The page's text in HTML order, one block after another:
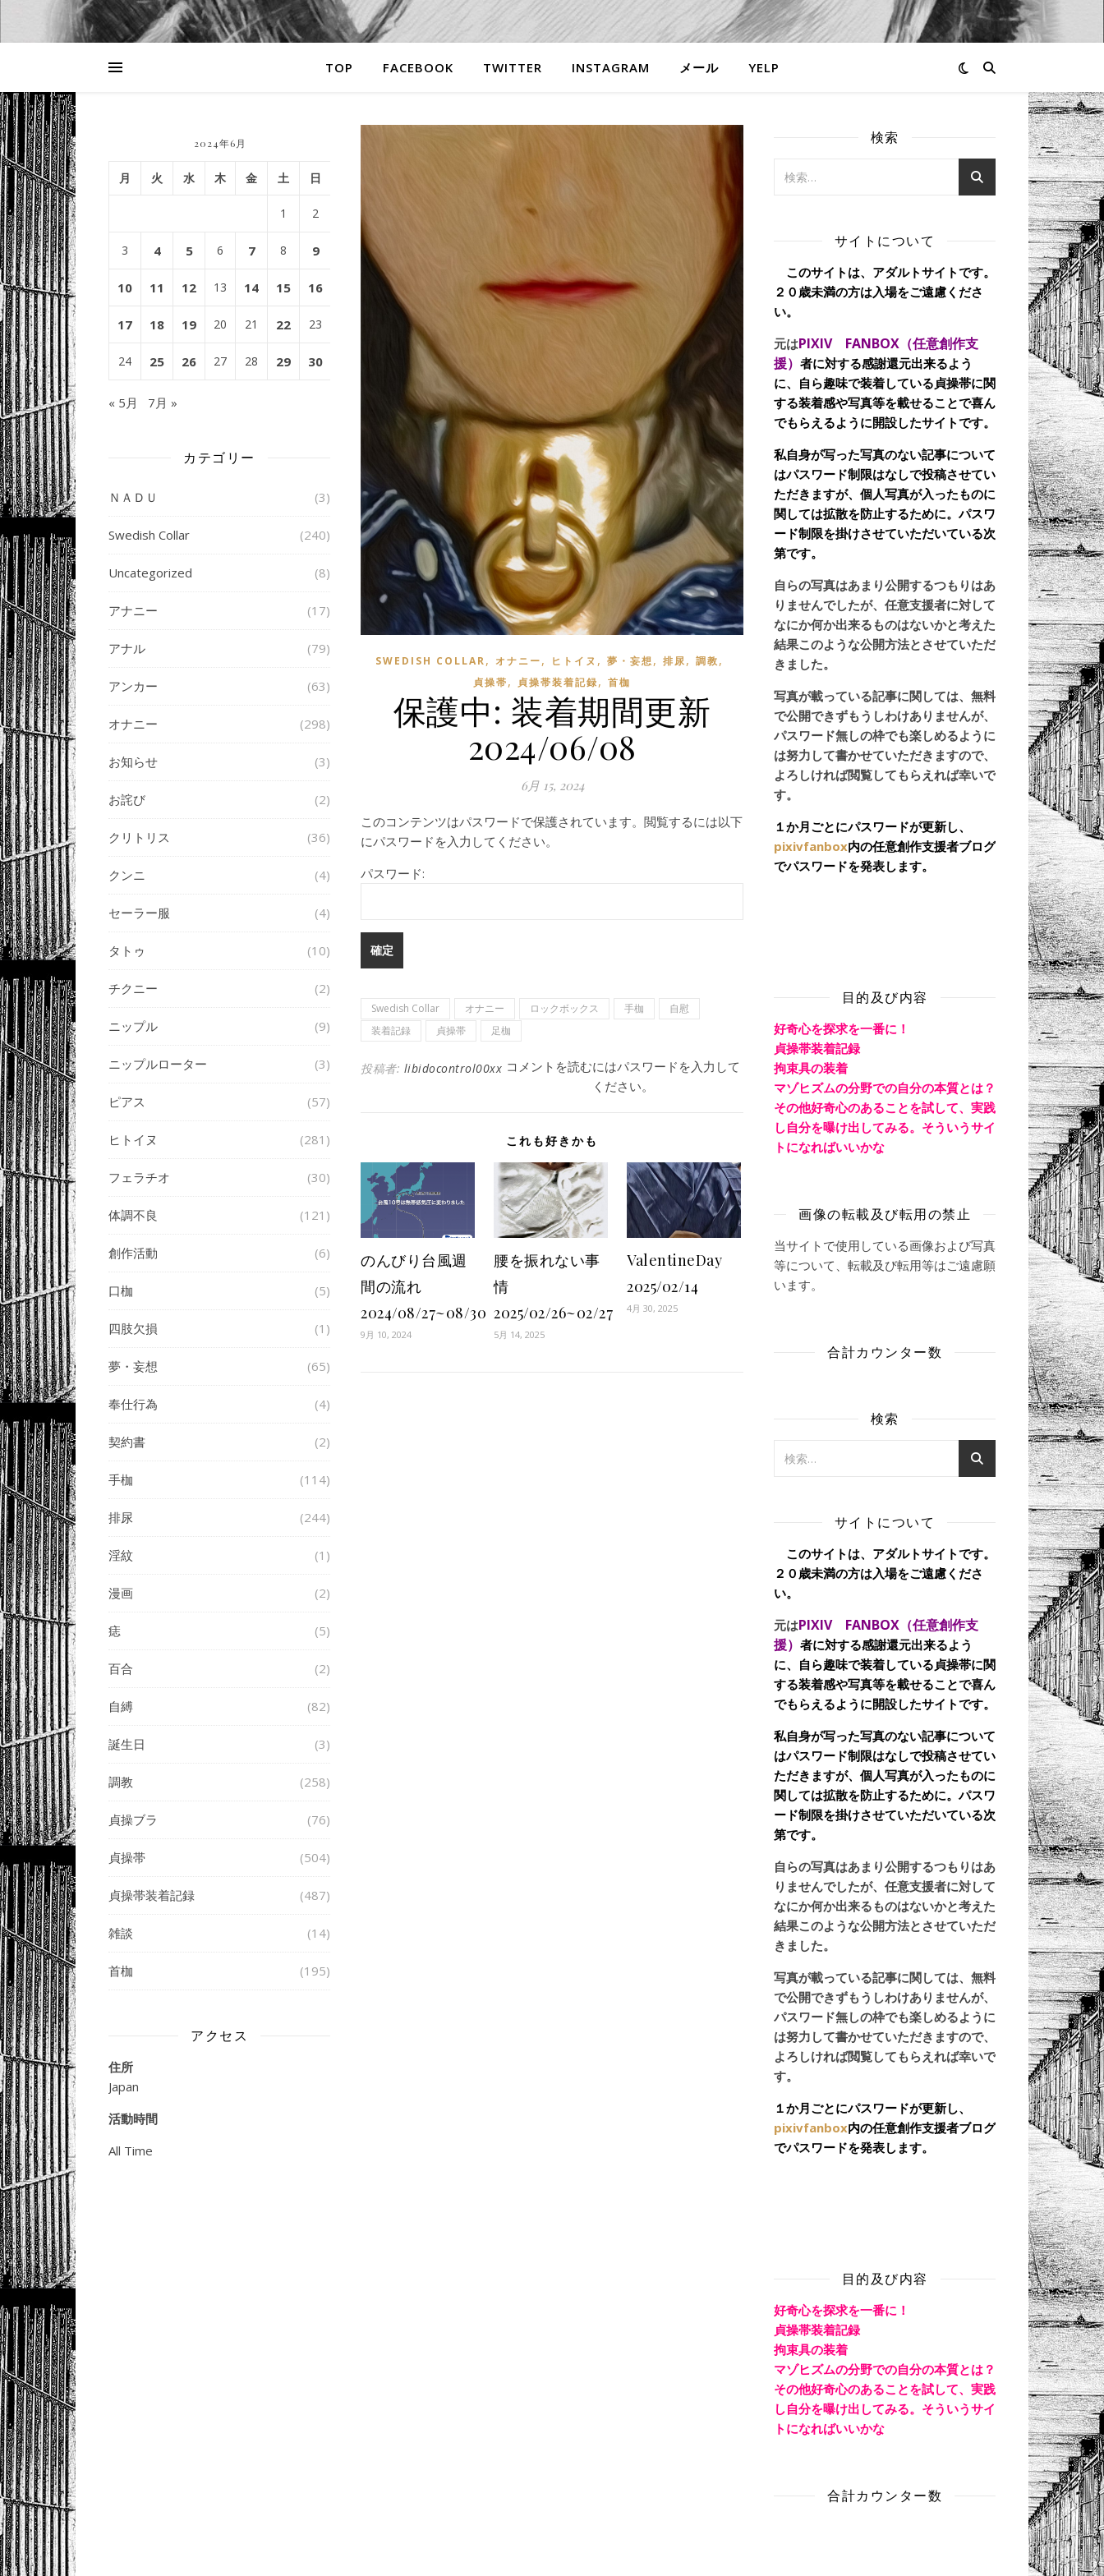
TOP FACEBOOK TWITTER INSTAGRAM メール YELP
2024年6月
月 火 水 木 金 土 日
1 2
3 4 5 6 7 8 9
10 11 12 13 14 15 16
17 18 19 20 21 22 23
24 25 26 27 28 29 30
« 5月 7月 »
カテゴリー
ＮＡＤＵ (3)
Swedish Collar (240)
Uncategorized (8)
アナニー (17)
アナル (79)
アンカー (63)
オナニー (298)
お知らせ (3)
お詫び (2)
クリトリス (36)
クンニ (4)
セーラー服 (4)
タトゥ (10)
チクニー (2)
ニップル (9)
ニップルローター (3)
ピアス (57)
ヒトイヌ (281)
フェラチオ (30)
体調不良 (121)
創作活動 (6)
口枷 (5)
四肢欠損 (1)
夢・妄想 (65)
奉仕行為 (4)
契約書 (2)
手枷 (114)
排尿 (244)
淫紋 (1)
漫画 (2)
痣 (5)
百合 (2)
自縛 (82)
誕生日 (3)
調教 (258)
貞操ブラ (76)
貞操帯 (504)
貞操帯装着記録 (487)
雑談 (14)
首枷 (195)
アクセス
住所
Japan
活動時間
All Time
SWEDISH COLLAR, オナニー, ヒトイヌ , 夢・妄想, 排尿, 調教,
貞操帯, 貞操帯装着記録, 首枷
保護中: 装着期間更新
2024/06/08
6月 15, 2024
このコンテンツはパスワードで保護されています。閲覧するには以下
にパスワードを入力してください。
パスワード:
Swedish Collar オナニー ロックボックス 手枷
自慰
装着記録
貞操帯 足枷
投稿者: libidocontrol00xx コメントを読むにはパスワードを入力して
ください。
これも好きかも
のんびり台風週
間の流れ
2024/08/27~08/30
9月 10, 2024
腰を振れない事
情
2025/02/26~02/27
5月 14, 2025
ValentineDay
2025/02/14
4月 30, 2025
検索
サイトについて
このサイトは、アダルトサイトです。
２０歳未満の方は入場をご遠慮くださ
い。
元はPIXIV FANBOX（任意創作支
援） 者に対する感謝還元出来るよう
に、自ら趣味で装着している貞操帯に関
する装着感や写真等を載せることで喜ん
でもらえるように開設したサイトです。
私自身が写った写真のない記事について
はパスワード制限はなしで投稿させてい
ただきますが、個人写真が入ったものに
関しては拡散を防止するために。パスワ
ード制限を掛けさせていただいている次
第です。
自らの写真はあまり公開するつもりはあ
りませんでしたが、任意支援者に対して
なにか何か出来るものはないかと考えた
結果このような公開方法とさせていただ
きました。
写真が載っている記事に関しては、無料
で公開できずもうしわけありませんが、
パスワード無しの枠でも楽しめるように
は努力して書かせていただきますので、
よろしければ閲覧してもらえれば幸いで
す。
１か月ごとにパスワードが更新し、
pixivfanbox内の任意創作支援者ブログ
でパスワードを発表します。
目的及び内容
好奇心を探求を一番に！
貞操帯装着記録
拘束具の装着
マゾヒズムの分野での自分の本質とは？
その他好奇心のあることを試して、実践
し自分を曝け出してみる。そういうサイ
トになればいいかな
画像の転載及び転用の禁止
当サイトで使用している画像および写真
等について、転載及び転用等はご遠慮願
います。
合計カウンター数
検索
サイトについて
このサイトは、アダルトサイトです。
２０歳未満の方は入場をご遠慮くださ
い。
元はPIXIV FANBOX（任意創作支
援） 者に対する感謝還元出来るよう
に、自ら趣味で装着している貞操帯に関
する装着感や写真等を載せることで喜ん
でもらえるように開設したサイトです。
私自身が写った写真のない記事について
はパスワード制限はなしで投稿させてい
ただきますが、個人写真が入ったものに
関しては拡散を防止するために。パスワ
ード制限を掛けさせていただいている次
第です。
自らの写真はあまり公開するつもりはあ
りませんでしたが、任意支援者に対して
なにか何か出来るものはないかと考えた
結果このような公開方法とさせていただ
きました。
写真が載っている記事に関しては、無料
で公開できずもうしわけありませんが、
パスワード無しの枠でも楽しめるように
は努力して書かせていただきますので、
よろしければ閲覧してもらえれば幸いで
す。
１か月ごとにパスワードが更新し、
pixivfanbox内の任意創作支援者ブログ
でパスワードを発表します。
目的及び内容
好奇心を探求を一番に！
貞操帯装着記録
拘束具の装着
マゾヒズムの分野での自分の本質とは？
その他好奇心のあることを試して、実践
し自分を曝け出してみる。そういうサイ
トになればいいかな
合計カウンター数